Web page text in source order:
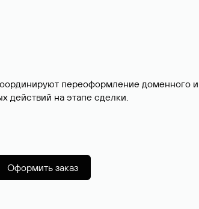
переоформление доменного
действий на этапе сделки.
Оформить заказ